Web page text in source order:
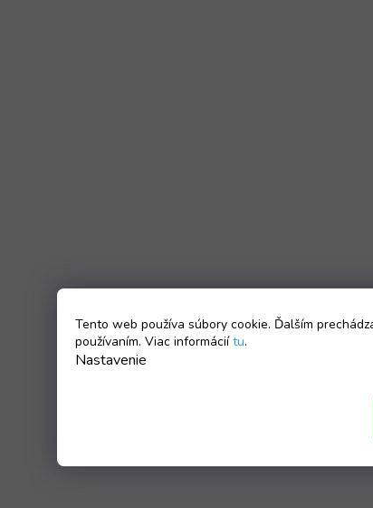
Tento web používa súbory cookie. Ďalším
používaním. Viac informáciítu.
Nastavenie